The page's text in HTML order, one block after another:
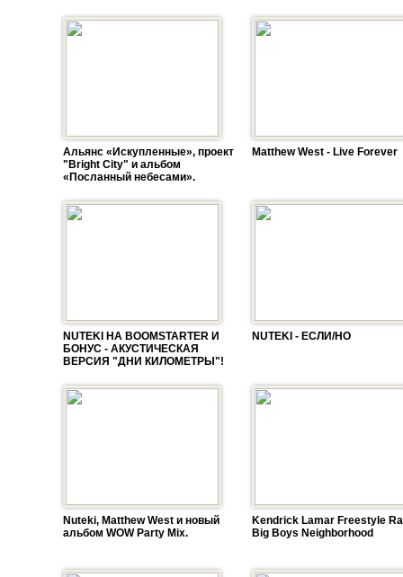
Альянс «Искупленные», проект
"Bright City" и альбом
«Посланный небесами».
Matthew West - Live Forever
NUTEKI НА BOOMSTARTER И
БОНУС - АКУСТИЧЕСКАЯ
ВЕРСИЯ "ДНИ КИЛОМЕТРЫ"!
NUTEKI - ЕСЛИ/НО
Nuteki, Matthew West и новый
альбом WOW Party Mix.
Kendrick Lamar Freestyle
Big Boys Neighborhood